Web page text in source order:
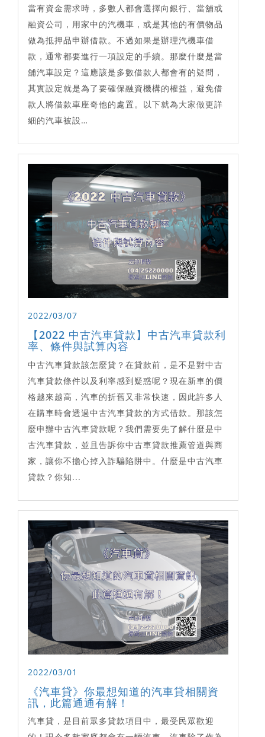
當有資金需求時，多數人都會選擇向銀行、當舖或
融資公司，用家中的汽機車，或是其他的有價物品
做為抵押品申辦借款。不過如果是辦理汽機車借
款，通常都要進行一項設定的手續。那麼什麼是當
舖汽車設定？這應該是多數借款人都會有的疑問，
其實設定就是為了要確保融資機構的權益，避免借
款人將借款車座奇他的處置。以下就為大家做更詳
細的汽車被設…
2022/03/07
【2022 中古汽車貸款】中古汽車貸款利
率、條件與試算內容
中古汽車貸款該怎麼貸？在貸款前，是不是對中古
汽車貸款條件以及利率感到疑惑呢？現在新車的價
格越來越高，汽車的折舊又非常快速，因此許多人
在購車時會透過中古汽車貸款的方式借款。那該怎
麼申辦中古汽車貸款呢？我們需要先了解什麼是中
古汽車貸款，並且告訴你中古車貸款推薦管道與商
家，讓你不擔心掉入詐騙陷阱中。什麼是中古汽車
貸款？你知...
2022/03/01
《汽車貸》你最想知道的汽車貸相關資
訊，此篇通通有解！
汽車貸，是目前眾多貸款項目中，最受民眾歡迎